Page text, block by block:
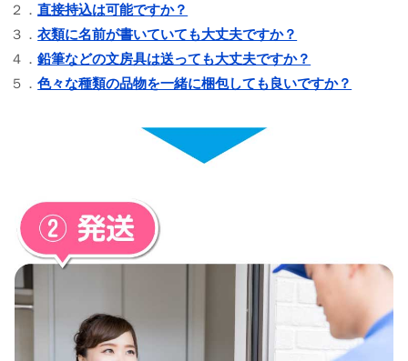
２．直接持込は可能ですか？
３．衣類に名前が書いていても大丈夫ですか？
４．鉛筆などの文房具は送っても大丈夫ですか？
５．色々な種類の品物を一緒に梱包しても良いですか？